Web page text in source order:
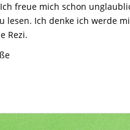
freue mich schon
lesen. Ich denke ich werde
Rezi.